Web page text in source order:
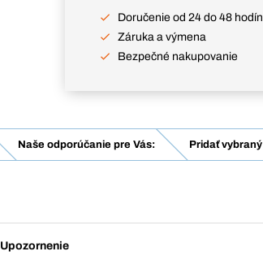
Doručenie od 24 do 48 hodín
Záruka a výmena
Bezpečné nakupovanie
Naše odporúčanie pre Vás: Pridať
Upozornenie